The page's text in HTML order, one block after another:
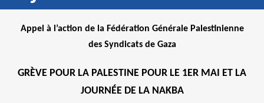
COMMUNIQUÉS
NOS ACTIONS
Appel à l’action de la Fédération Générale Palestinienne
des Syndicats de Gaza
GRÈVE POUR LA PALESTINE POUR LE 1ER MAI ET LA
JOURNÉE DE LA NAKBA